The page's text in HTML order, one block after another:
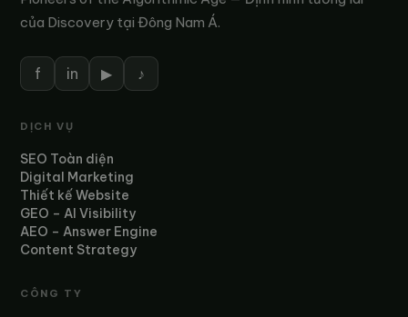
của Discovery tại Đông Nam Á.
f in ▶ ♪
DỊCH VỤ
SEO Toàn diện
Digital Marketing
Thiết kế Website
GEO – AI Visibility
AEO – Answer Engine
Content Strategy
CÔNG TY